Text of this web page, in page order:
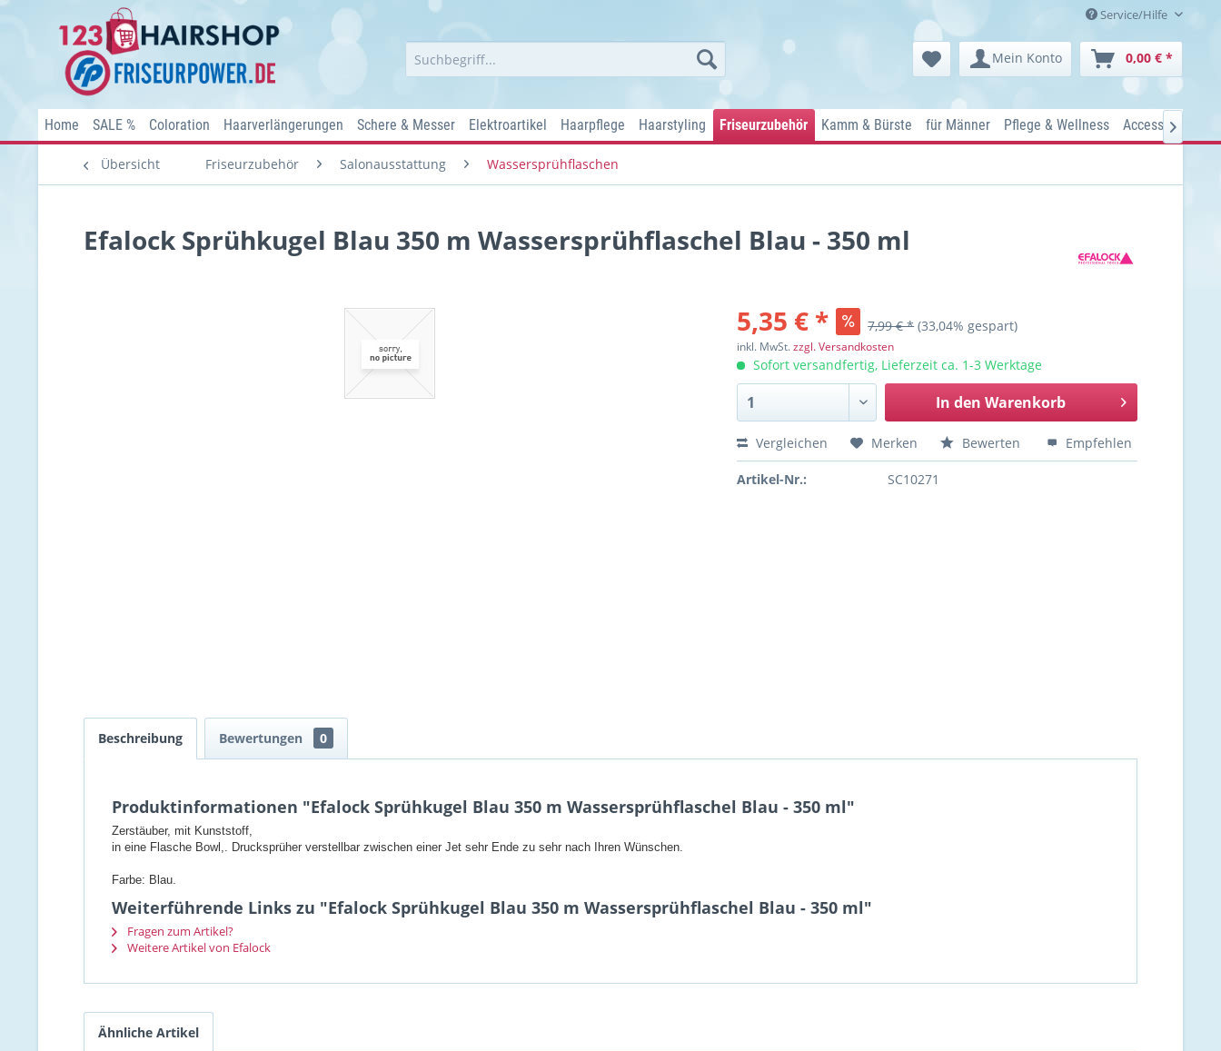
Service/Hilfe
Mein Konto 0,00 € *
Home SALE % Coloration Haarverlängerungen Schere & Messer Elektroartikel Haarpflege Haarstyling Friseurzubehör Kamm & Bürste für Männer Pflege & Wellness Accessoires

Übersicht Friseurzubehör Salonausstattung Wassersprühflaschen
Efalock Sprühkugel Blau 350 m Wassersprühflaschel Blau - 350 ml
5,35 € * 7,99 € * (33,04% gespart)
inkl. MwSt.zzgl. Versandkosten
Sofort versandfertig, Lieferzeit ca. 1-3 Werktage
In den Warenkorb
Vergleichen Merken Bewerten Empfehlen
Artikel-Nr.: SC10271
Beschreibung Bewertungen 0
Produktinformationen "Efalock Sprühkugel Blau 350 m Wassersprühflaschel Blau - 350 ml"
Zerstäuber, mit Kunststoff,
in eine Flasche Bowl,. Drucksprüher verstellbar zwischen einer Jet sehr Ende zu sehr nach Ihren Wünschen.
Farbe: Blau.
Weiterführende Links zu "Efalock Sprühkugel Blau 350 m Wassersprühflaschel Blau - 350 ml"
Fragen zum Artikel?
Weitere Artikel von Efalock
Ähnliche Artikel